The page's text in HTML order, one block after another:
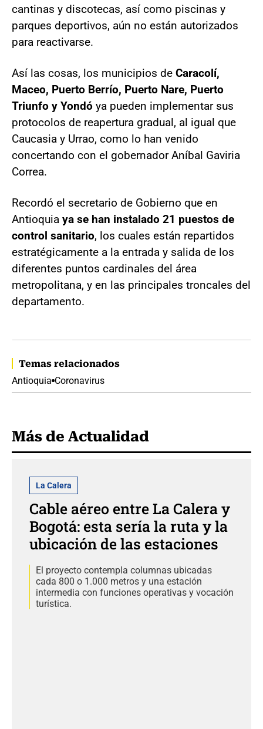
cantinas y discotecas, así como piscinas y
parques deportivos, aún no están autorizados
para reactivarse.
Así las cosas, los municipios de Caracolí,
Maceo, Puerto Berrío, Puerto Nare, Puerto
Triunfo y Yondó ya pueden implementar sus
protocolos de reapertura gradual, al igual que
Caucasia y Urrao, como lo han venido
concertando con el gobernador Aníbal Gaviria
Correa.
Recordó el secretario de Gobierno que en
Antioquia ya se han instalado 21 puestos de
control sanitario, los cuales están repartidos
estratégicamente a la entrada y salida de los
diferentes puntos cardinales del área
metropolitana, y en las principales troncales del
departamento.
Temas relacionados
Antioquia Coronavirus
Más de Actualidad
La Calera
Cable aéreo entre La Calera y
Bogotá: esta sería la ruta y la
ubicación de las estaciones
El proyecto contempla columnas ubicadas
cada 800 o 1.000 metros y una estación
intermedia con funciones operativas y vocación
turística.